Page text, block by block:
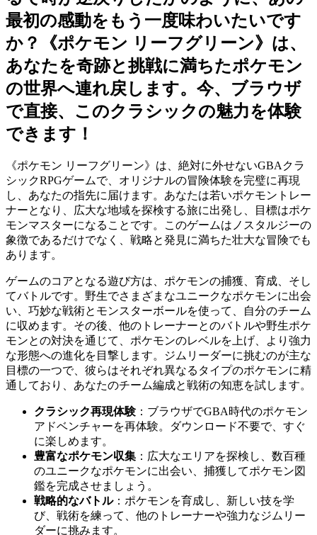
最初の感動をもう一度味わいたいです
か？《ポケモン リーフグリーン》は、
あなたを奇跡と挑戦に満ちたポケモン
の世界へ連れ戻します。今、ブラウザ
で直接、このクラシックの魅力を体験
できます！
《ポケモン リーフグリーン》は、絶対に外せないGBAクラ
シックRPGゲームで、オリジナルの冒険体験を完璧に再現
し、あなたの指先に届けます。あなたは若いポケモントレー
ナーとなり、広大な地域を探検する旅に出発し、目標はポケ
モンマスターになることです。このゲームはノスタルジーの
象徴であるだけでなく、戦略と発見に満ちた壮大な冒険でも
あります。
ゲームのコアとなる遊び方は、ポケモンの捕獲、育成、そし
てバトルです。野生でさまざまなユニークなポケモンに出会
い、巧妙な戦術とモンスターボールを使って、自分のチーム
に収めます。その後、他のトレーナーとのバトルや野生ポケ
モンとの対決を通じて、ポケモンのレベルを上げ、より強力
な形態への進化を目撃します。ジムリーダーに挑むのが主な
目標の一つで、彼らはそれぞれ異なるタイプのポケモンに精
通しており、あなたのチーム編成と戦術の知恵を試します。
クラシック再現体験：ブラウザでGBA時代のポケモン
アドベンチャーを再体験。ダウンロード不要で、すぐ
に楽しめます。
豊富なポケモン収集 ：広大なエリアを探検し、数百種
のユニークなポケモンに出会い、捕獲してポケモン図
鑑を完成させましょう。
戦略的なバトル：ポケモンを育成し、新しい技を学
び、戦術を練って、他のトレーナーや強力なジムリー
ダーに挑みます。